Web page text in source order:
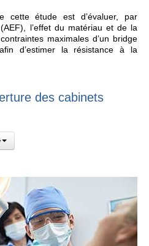
cette étude est d’évaluer, par
l’effet du matériau et de la
maximales d’un bridge
d’estimer la résistance à la
des cabinets